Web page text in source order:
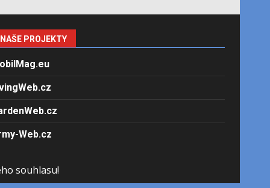
NAŠE PROJEKTY
Web.cz
souhlasu!